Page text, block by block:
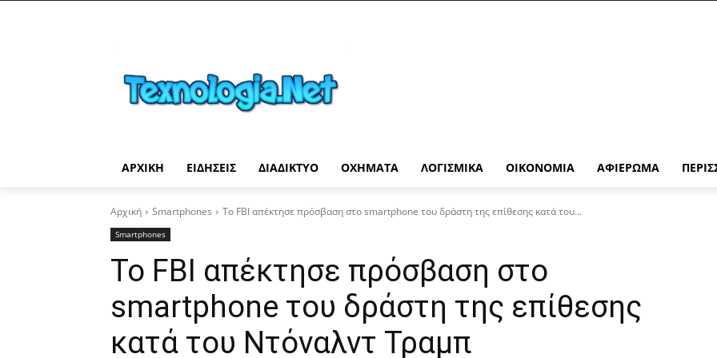
ΑΡΧΙΚΉ ΕΙΔΉΣΕΙΣ ΔΙΑΔΊΚΤΥΟ ΟΧΉΜΑΤΑ ΛΟΓΙΣΜΙΚΆ ΟΙΚΟΝΟΜΊΑ ΑΦΙΈΡΩΜΑ
Αρχική Smartphones Το FBI απέκτησε πρόσβαση στο smartphone του δράστη της επίθεσης κατά του...
Smartphones
Το FBI απέκτησε πρόσβαση στο
smartphone του δράστη της επίθεσης
κατά του Ντόναλντ Τραμπ